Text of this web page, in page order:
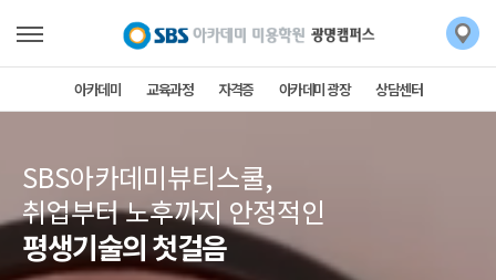
아카데미 교육과정 자격증 아카데미 광장 상담센터
SBS아카데미뷰티스쿨,
취업부터 노후까지 안정적인
평생기술의 첫걸음